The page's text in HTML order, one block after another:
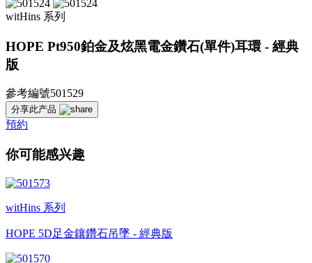
witHins 系列
HOPE Pt950鉑金及炫黑電金鑽石(單件)耳環 - 經典
版
參考編號501529
分享此产品
預約
你可能感兴趣
witHins 系列
HOPE 5D足金鑲鑽石吊墜 - 經典版